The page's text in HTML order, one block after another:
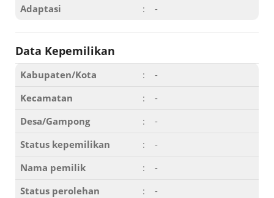
Adaptasi
: -
Data Kepemilikan
Kabupaten/Kota :
-
Kecamatan
:
-
Desa/Gampong
:
-
Status kepemilikan
:
-
Nama pemilik
:
-
Status perolehan
: -